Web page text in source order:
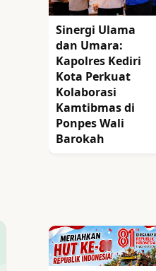
Sinergi Ulama
dan Umara:
Kapolres Kediri
Kota Perkuat
Kolaborasi
Kamtibmas di
Ponpes Wali
Barokah